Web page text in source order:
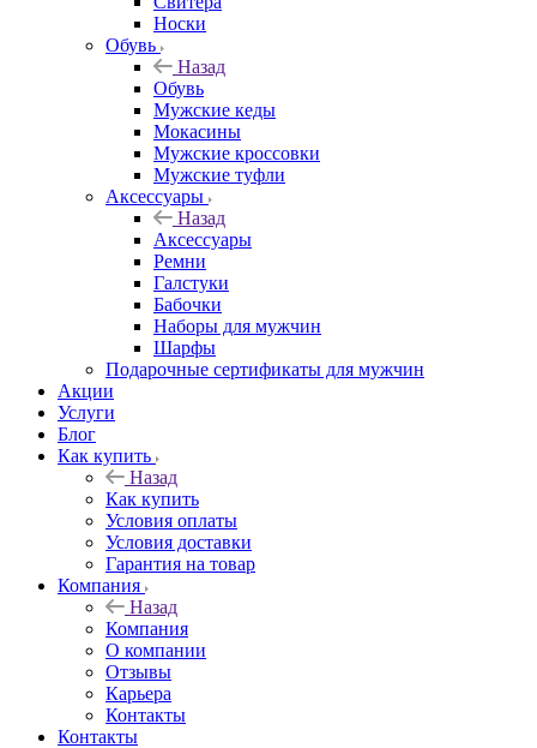
Носки
Обувь
Назад
Обувь
Мужские кеды
Мокасины
Мужские кроссовки
Мужские туфли
Аксессуары
Назад
Аксессуары
Ремни
Галстуки
Бабочки
Наборы для мужчин
Шарфы
Подарочные сертификаты для мужчин
Акции
Услуги
Блог
Как купить
Назад
Как купить
Условия оплаты
Условия доставки
Гарантия на товар
Компания
Назад
Компания
О компании
Отзывы
Карьера
Контакты
Контакты